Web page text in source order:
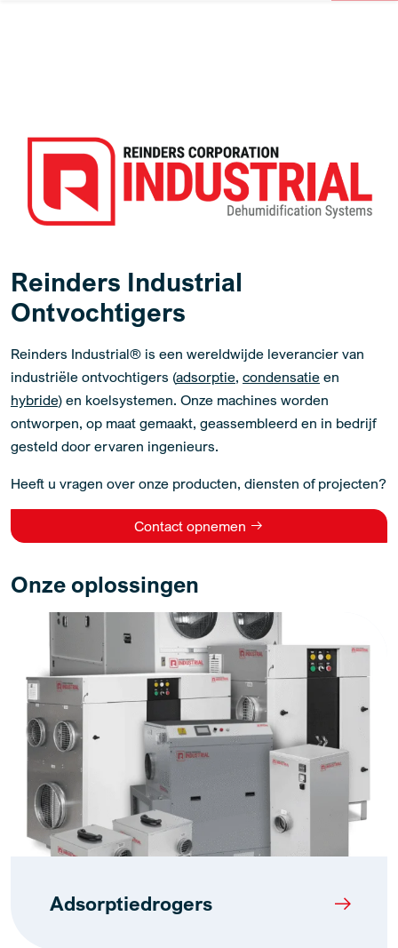
Reinders Industrial
Ontvochtigers
Reinders Industrial® is een wereldwijde leverancier van
industriële ontvochtigers (adsorptie, condensatie en
hybride) en koelsystemen. Onze machines worden
ontworpen, op maat gemaakt, geassembleerd en in bedrijf
gesteld door ervaren ingenieurs.
Heeft u vragen over onze producten, diensten of projecten?
Contact opnemen
Onze oplossingen
Adsorptiedrogers